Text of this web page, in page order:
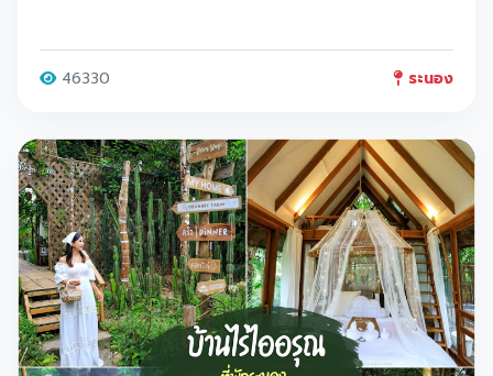
46330 ระนอง